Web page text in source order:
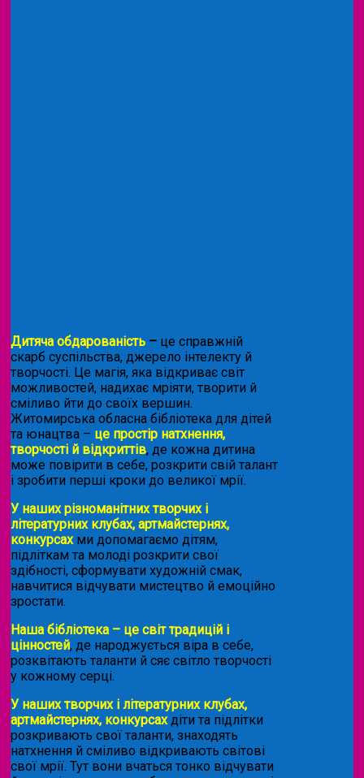
Дитяча обдарованість – це справжній
скарб суспільства, джерело інтелекту й
творчості. Це магія, яка відкриває світ
можливостей, надихає мріяти, творити й
сміливо йти до своїх вершин.
Житомирська обласна бібліотека для дітей
та юнацтва – це простір натхнення,
творчості й відкриттів, де кожна дитина
може повірити в себе, розкрити свій талант
і зробити перші кроки до великої мрії.
У наших різноманітних творчих і
літературних клубах, артмайстернях,
конкурсахми допомагаємо дітям,
підліткам та молоді розкрити свої
здібності, сформувати художній смак,
навчитися відчувати мистецтво й емоційно
зростати.
Наша бібліотека – це світ традицій і
цінностей, де народжується віра в себе,
розквітають таланти й сяє світло творчості
у кожному серці.
У наших творчих і літературних клубах,
артмайстернях, конкурсахдіти та підлітки
розкривають свої таланти, знаходять
натхнення й сміливо відкривають світові
свої мрії. Тут вони вчаться тонко відчувати